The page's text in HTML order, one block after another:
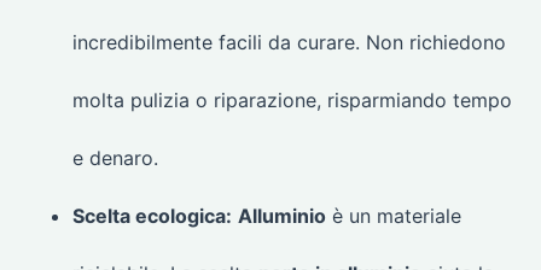
incredibilmente facili da curare. Non richiedono
molta pulizia o riparazione, risparmiando tempo
e denaro.
Scelta ecologica: Alluminio è un materiale